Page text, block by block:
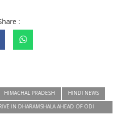
:
HIMACHAL PRADESH
HINDI NEWS
IN DHARAMSHALA AHEAD OF ODI